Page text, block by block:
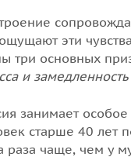
эти
три основных
и
занимает особое
старше 40
раза чаще, чем у